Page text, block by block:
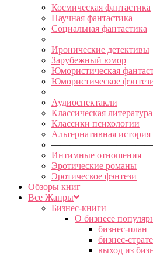
Космическая фантастика
Научная фантастика
Социальная фантастика
Иронические детективы
Зарубежный юмор
Юмористическая
Юмористическое
Аудиоспектакли
Классическая литература
Классики психологии
Альтернативная история
Интимные отношения
Эротические романы
Эротическое фэнтези
Обзоры книг
Все Жанры
Бизнес-книги
О бизнесе
бизнес-план
бизнес-
выход из